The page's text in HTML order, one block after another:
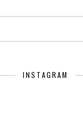
INSTAGRAM